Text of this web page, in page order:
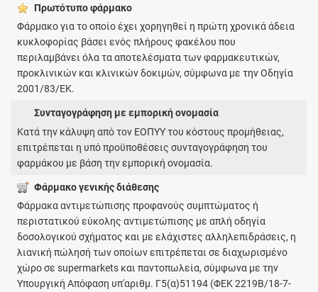
Πρωτότυπο φάρμακo
Φάρμακο για το οποίο έχει χορηγηθεί η πρώτη χρονικά άδεια
κυκλοφορίας βάσει ενός πλήρους φακέλου που
περιλαμβάνει όλα τα αποτελέσματα των φαρμακευτικών,
προκλινικών και κλινικών δοκιμών, σύμφωνα με την Οδηγία
2001/83/ΕΚ.
Συνταγογράφηση με εμπορική ονομασία
Κατά την κάλυψη από τον ΕΟΠΥΥ του κόστους προμήθειας,
επιτρέπεται η υπό προϋποθέσεις συνταγογράφηση του
φαρμάκου με βάση την εμπορική ονομασία.
Φάρμακο γενικής διάθεσης
Φάρμακα αντιμετώπισης προφανούς συμπτώματος ή
περιστατικού εύκολης αντιμετώπισης με απλή οδηγία
δοσολογικού σχήματος και με ελάχιστες αλληλεπιδράσεις, η
λιανική πώλησή των οποίων επιτρέπεται σε διαχωρισμένο
χώρο σε supermarkets και παντοπωλεία, σύμφωνα με την
Υπουργική Απόφαση υπ'αριθμ. Γ5(α)51194 (ΦΕΚ 2219Β/18-7-